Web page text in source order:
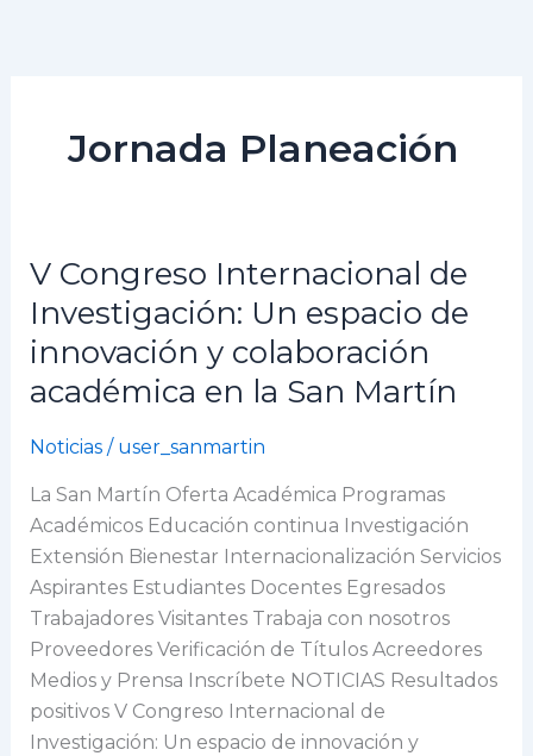
Jornada Planeación
V Congreso Internacional de
Investigación: Un espacio de
innovación y colaboración
académica en la San Martín
Noticias/ user_sanmartin
La San Martín Oferta Académica Programas
Académicos Educación continua Investigación
Extensión Bienestar Internacionalización Servicios
Aspirantes Estudiantes Docentes Egresados
Trabajadores Visitantes Trabaja con nosotros
Proveedores Verificación de Títulos Acreedores
Medios y Prensa Inscríbete NOTICIAS Resultados
positivos V Congreso Internacional de
Investigación: Un espacio de innovación y
V
Congreso
Internacional
de
Investigación:
espacio
de
innovación
y
colaboración
académica
en
la
San
Martín